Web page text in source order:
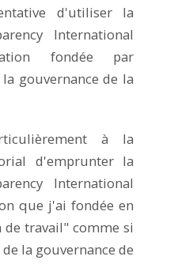
d'utiliser la
International
fondée par
gouvernance de la
à la
d'emprunter la
International
que j'ai fondée en
travail" comme si
la gouvernance de